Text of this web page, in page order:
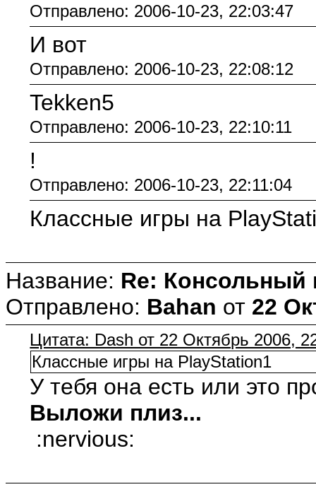
Отправлено: 2006-10-23, 22:03:47
И вот
Отправлено: 2006-10-23, 22:08:12
Tekken5
Отправлено: 2006-10-23, 22:10:11
!
Отправлено: 2006-10-23, 22:11:04
Классные игры на
Название: Re: Консольный
Отправлено: Bahan от 22
Цитата: Dash от 22 Октябрь 2006,
Классные игры на PlayStation1
У тебя она есть или это
Выложи плиз...
:nervious: